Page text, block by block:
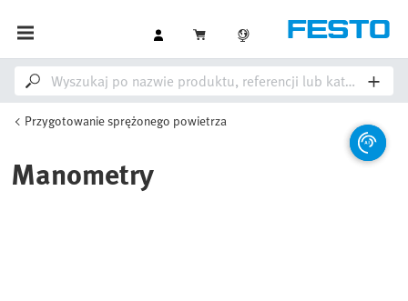
Przygotowanie sprężonego powietrza
Manometry